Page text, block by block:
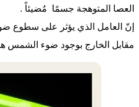
العصا المتوهجة جسمًا مُضيئاً .
إنّ العامل الذي يؤثر على سطوع
مقابل الخارج بوجود ضوء الشمس